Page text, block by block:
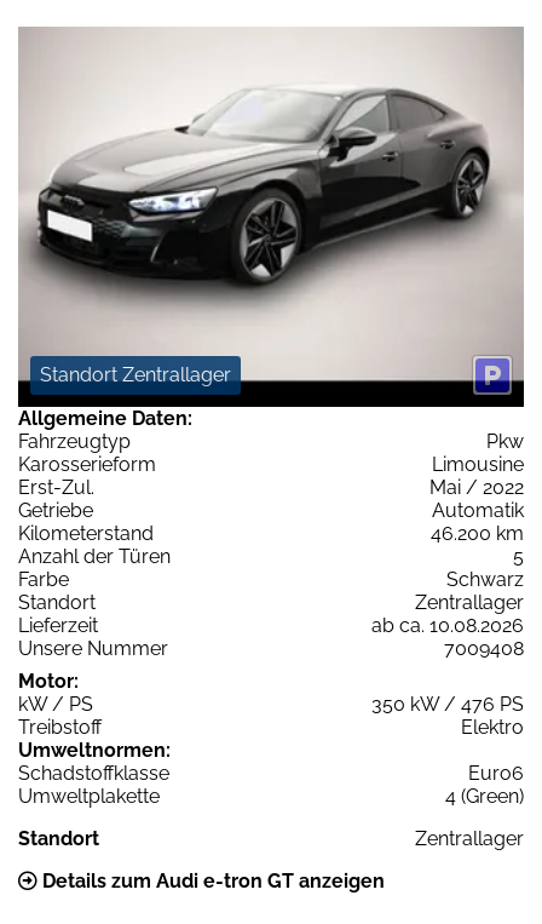
Standort Zentrallager
Allgemeine Daten:
Fahrzeugtyp
Pkw
Karosserieform
Limousine
Erst-Zul.
Mai / 2022
Getriebe
Automatik
Kilometerstand
46.200 km
Anzahl der Türen
5
Farbe
Schwarz
Standort
Zentrallager
Lieferzeit
ab ca. 10.08.2026
Unsere Nummer
7009408
Motor:
kW / PS
350 kW / 476 PS
Treibstoff
Elektro
Umweltnormen:
Schadstoffklasse
Euro6
Umweltplakette
4 (Green)
Standort
Zentrallager
Details zum Audi e-tron GT anzeigen